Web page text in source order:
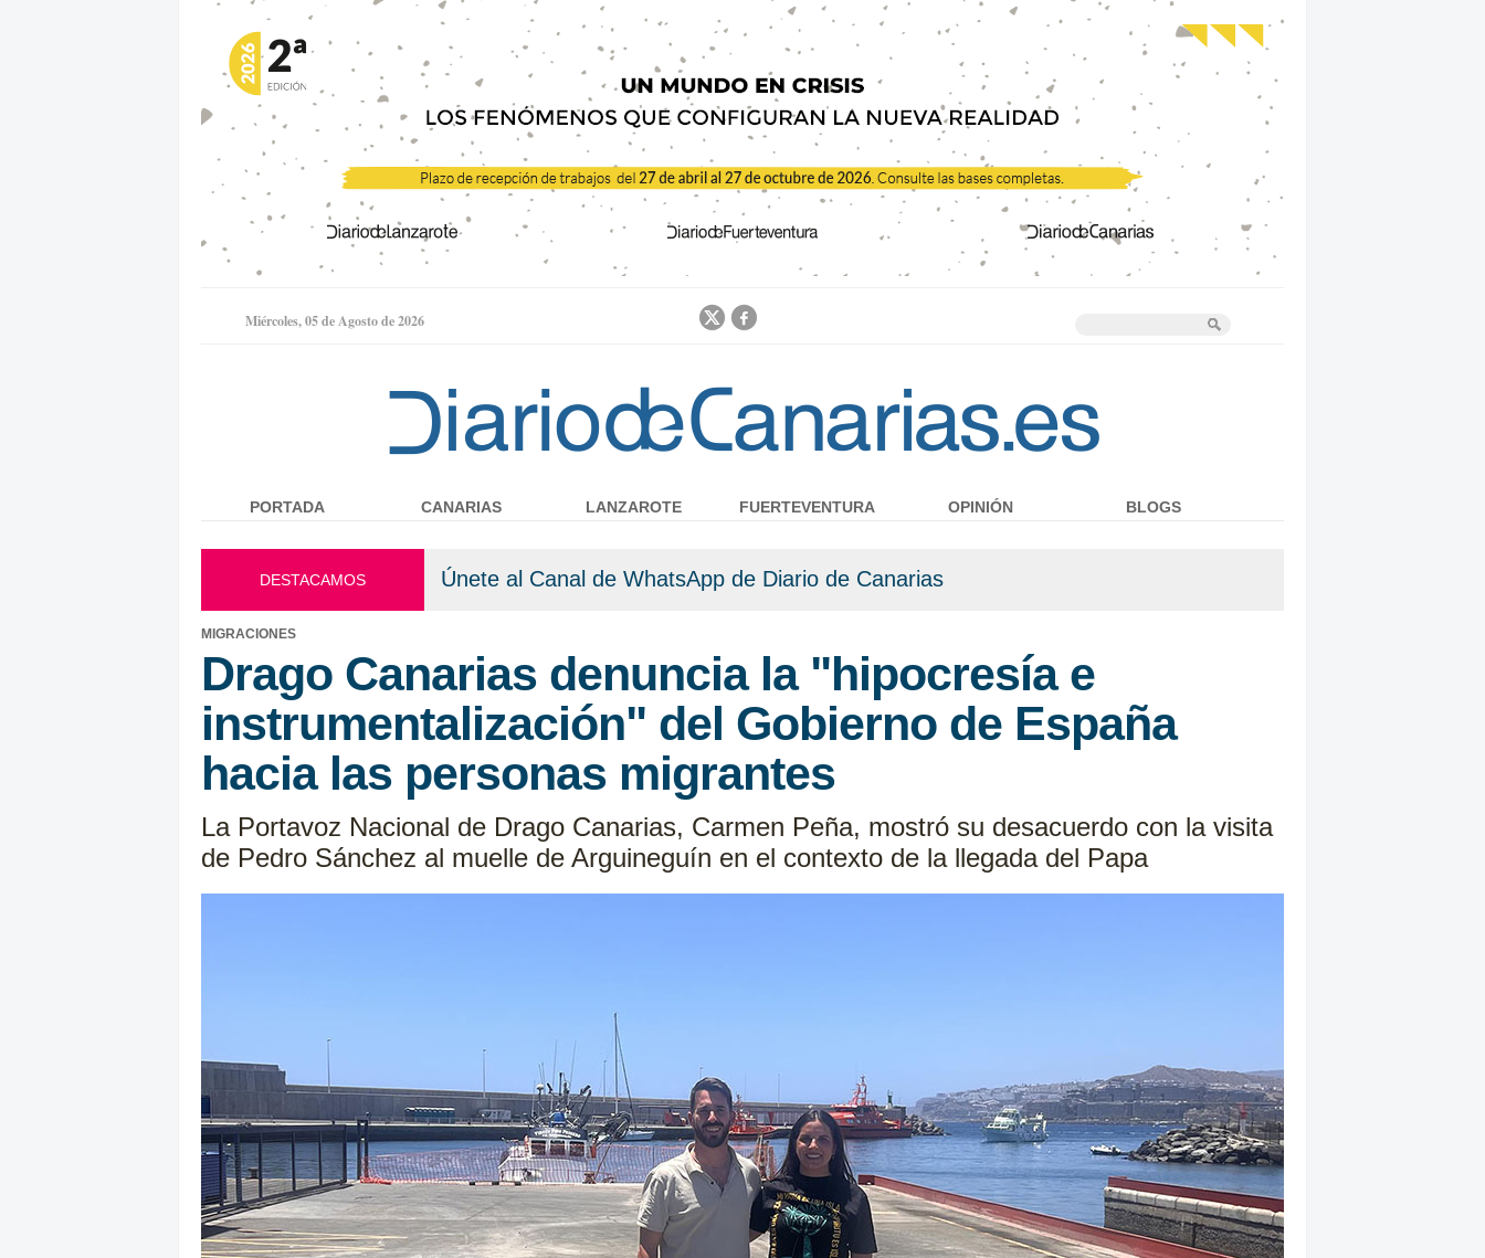
Jump to navigation
Miércoles, 05 de Agosto de 2026
DESTACAMOS Únete al Canal de WhatsApp de Diario de Canarias
MIGRACIONES
Drago Canarias denuncia la "hipocresía e
instrumentalización" del Gobierno de España
hacia las personas migrantes
La Portavoz Nacional de Drago Canarias, Carmen Peña, mostró su desacuerdo con la visita
de Pedro Sánchez al muelle de Arguineguín en el contexto de la llegada del Papa
PORTADA CANARIAS LANZAROTE FUERTEVENTURA OPINIÓN BLOGS